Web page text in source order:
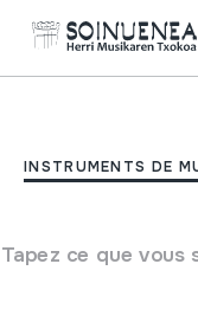
INSTRUMENTS DE
Tapez ce que vous
XV
Eusko